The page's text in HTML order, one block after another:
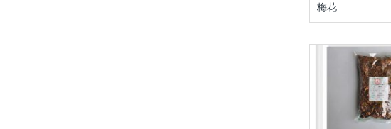
梅花